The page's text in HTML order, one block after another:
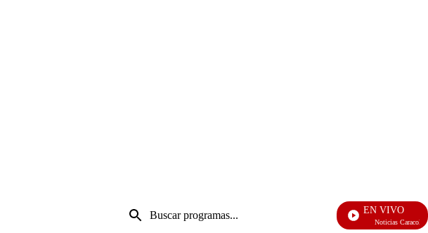
Entrada
de
EN VIVO
Noticias Caracol